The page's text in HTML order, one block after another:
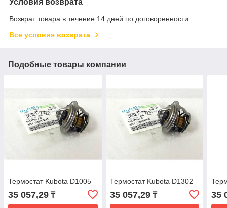
Возврат товара в течение 14 дней по договоренности
Все условия возврата
Подобные товары компании
Термостат Kubota D1005
35 057,29 ₸
Термостат Kubota D1302
35 057,29₸ 35